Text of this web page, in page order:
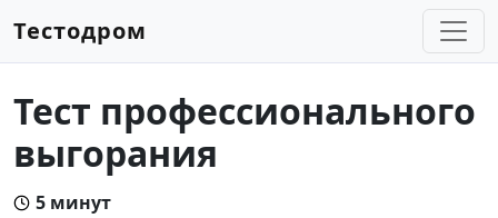
Тестодром
Тест профессионального
выгорания
5 минут